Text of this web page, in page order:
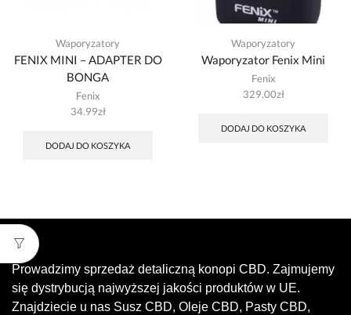
Waporyzatory
FENIX MINI – ADAPTER DO
BONGA
Fenix
34.99zł
DODAJ DO KOSZYKA
Waporyzatory
Waporyzator Fenix Mini
Fenix
329.00zł
DODAJ DO KOSZYKA
Prowadzimy sprzedaż detaliczną konopi CBD. Zajmujemy
się dystrybucją najwyższej jakości produktów w UE.
Znajdziecie u nas Susz CBD, Oleje CBD, Pasty CBD,